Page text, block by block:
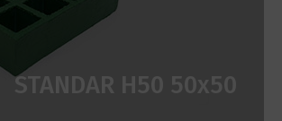
STANDAR H50 50x50